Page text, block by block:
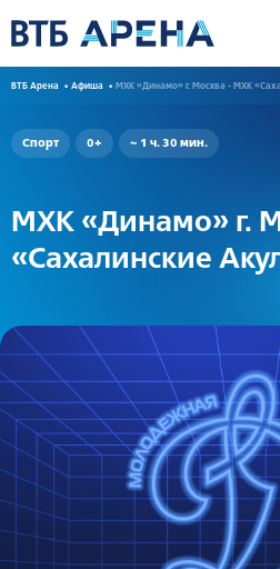
ВТБ Арена Афиша МХК «Динамо» г. Москва - МХК
Спорт 0+ ~ 1 ч. 30 мин.
МХК «Динамо» г.
«Сахалинские